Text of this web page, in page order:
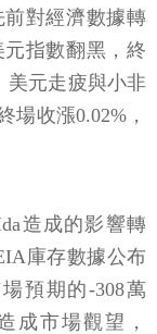
對經濟數據轉
指數翻黑，終
美元走疲與小非
場收漲0.02%，
造成的影響轉
庫存數據公布
預期的-308萬
成市場觀望，